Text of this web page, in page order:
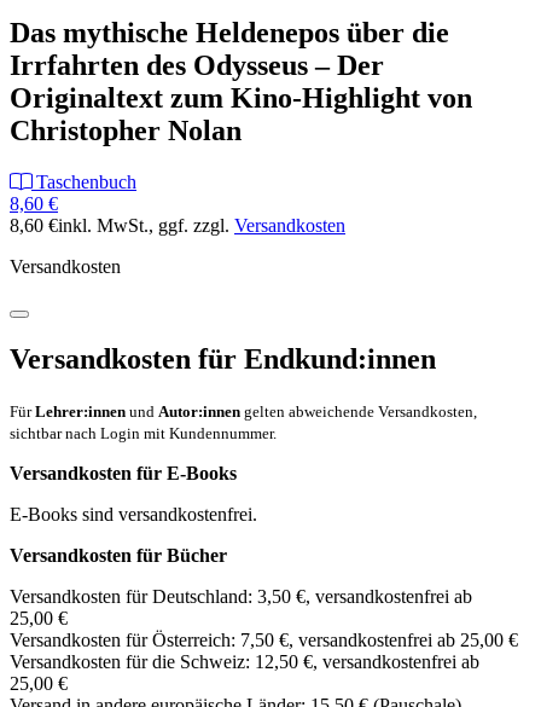
Das mythische Heldenepos über die
Irrfahrten des Odysseus – Der
Originaltext zum Kino-Highlight von
Christopher Nolan
Taschenbuch
8,60 €
8,60 €inkl. MwSt., ggf. zzgl. Versandkosten
Versandkosten
Versandkosten für Endkund:innen
FürLehrer:innen und Autor:innen gelten abweichende Versandkosten,
sichtbar nach Login mit Kundennummer.
Versandkosten für E-Books
E-Books sind versandkostenfrei.
Versandkosten für Bücher
Versandkosten für Deutschland: 3,50 €, versandkostenfrei ab
25,00 €
Versandkosten für Österreich: 7,50 €, versandkostenfrei ab 25,00 €
Versandkosten für die Schweiz: 12,50 €, versandkostenfrei ab
25,00 €